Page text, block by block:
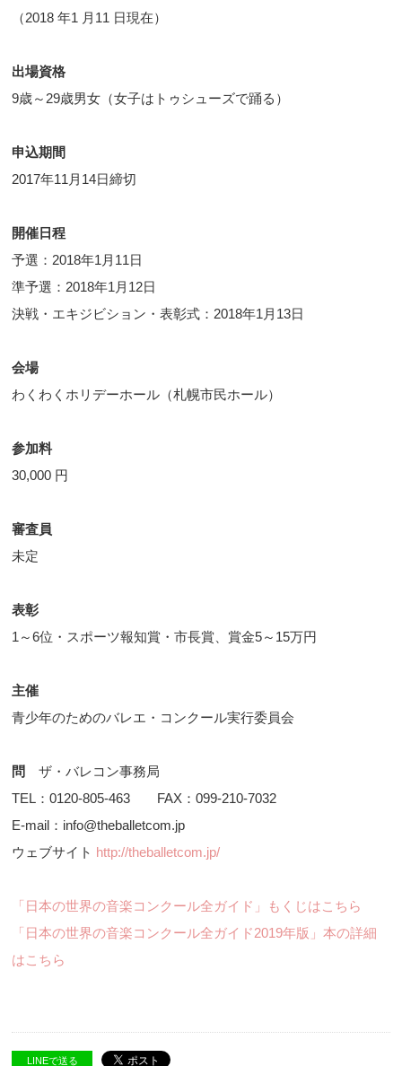
（2018 年1 月11 日現在）
出場資格
9歳～29歳男女（女子はトゥシューズで踊る）
申込期間
2017年11月14日締切
開催日程
予選：2018年1月11日
準予選：2018年1月12日
決戦・エキジビション・表彰式：2018年1月13日
会場
わくわくホリデーホール（札幌市民ホール）
参加料
30,000 円
審査員
未定
表彰
1～6位・スポーツ報知賞・市長賞、賞金5～15万円
主催
青少年のためのバレエ・コンクール実行委員会
問ザ・バレコン事務局
TEL：0120-805-463 FAX：099-210-7032
E-mail：info@theballetcom.jp
ウェブサイト http://theballetcom.jp/
「日本の世界の音楽コンクール全ガイド」もくじはこちら
「日本の世界の音楽コンクール全ガイド2019年版」本の詳細
はこちら
LINEで送る